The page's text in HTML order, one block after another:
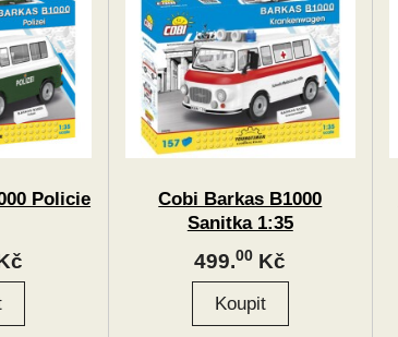
Policie
Cobi Barkas B1000
Sanitka 1:35
499.00 Kč